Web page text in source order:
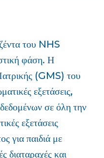
του NHS
φάση. Η
(GMS) του
εξετάσεις,
σε όλη την
εξετάσεις
για παιδιά με
διαταραχές και